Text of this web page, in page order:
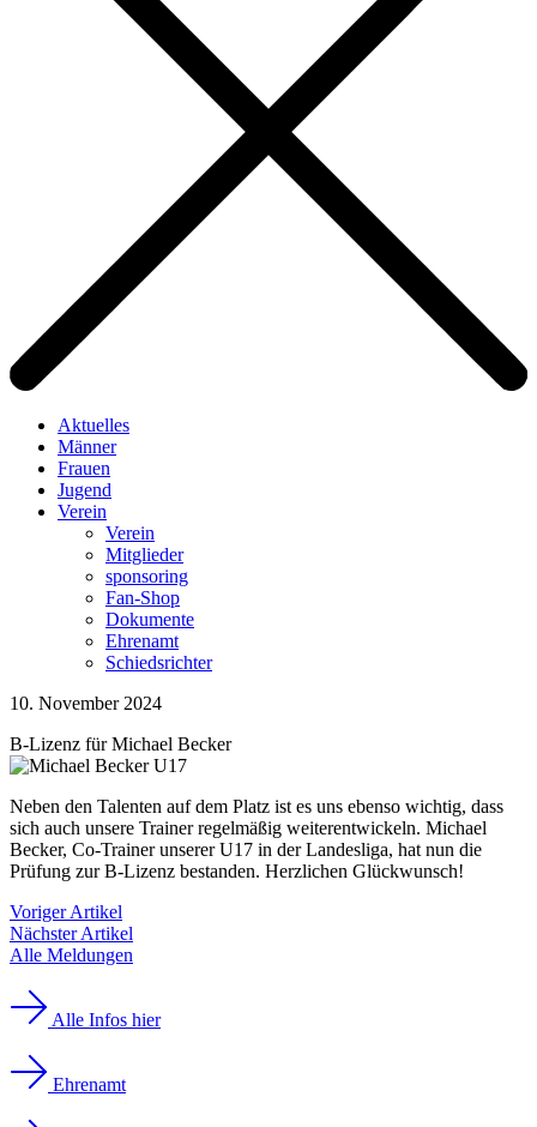
Aktuelles
Männer
Frauen
Jugend
Verein
Verein
Mitglieder
sponsoring
Fan-Shop
Dokumente
Ehrenamt
Schiedsrichter
10. November 2024
B-Lizenz für Michael Becker
Neben den Talenten auf dem Platz ist es uns ebenso wichtig, dass
sich auch unsere Trainer regelmäßig weiterentwickeln. Michael
Becker, Co-Trainer unserer U17 in der Landesliga, hat nun die
Prüfung zur B-Lizenz bestanden. Herzlichen Glückwunsch!
Voriger Artikel
Nächster Artikel
Alle Meldungen
Alle Infos hier
Ehrenamt